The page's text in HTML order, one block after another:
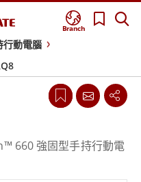
Branch
行動電腦
660 強固型手持行動電